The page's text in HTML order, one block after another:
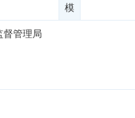
模
督管理局